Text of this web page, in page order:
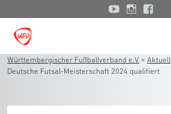
Württembergischer Fußballverband e.V. > Aktuell
Deutsche Futsal-Meisterschaft 2024 qualifiert